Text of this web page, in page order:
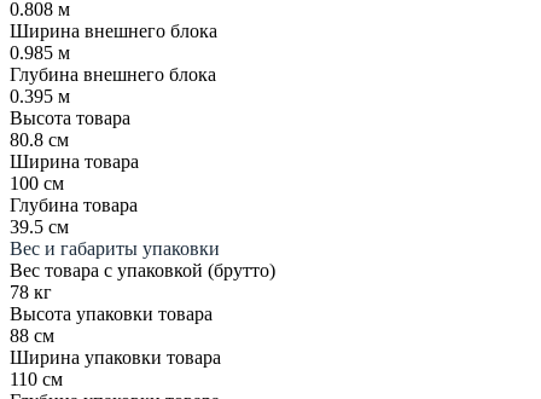
0.808 м
Ширина внешнего блока
0.985 м
Глубина внешнего блока
0.395 м
Высота товара
80.8 см
Ширина товара
100 см
Глубина товара
39.5 см
Вес и габариты упаковки
Вес товара с упаковкой (брутто)
78 кг
Высота упаковки товара
88 см
Ширина упаковки товара
110 см